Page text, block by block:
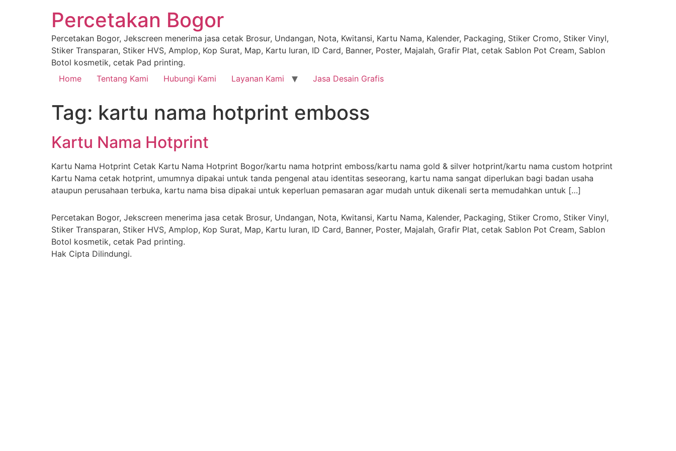
Percetakan Bogor
Percetakan Bogor, Jekscreen menerima jasa cetak Brosur, Undangan, Nota, Kwitansi, Kartu Nama, Kalender, Packaging, Stiker Cromo, Stiker Vinyl,
Stiker Transparan, Stiker HVS, Amplop, Kop Surat, Map, Kartu Iuran, ID Card, Banner, Poster, Majalah, Grafir Plat, cetak Sablon Pot Cream, Sablon
Botol kosmetik, cetak Pad printing.
Home
Tentang Kami Hubungi Kami Layanan Kami Jasa Desain Grafis
Tag: kartu nama hotprint emboss
Kartu Nama Hotprint
Kartu Nama Hotprint Cetak Kartu Nama Hotprint Bogor/kartu nama hotprint emboss/kartu nama gold & silver hotprint/kartu nama custom hotprint
Kartu Nama cetak hotprint, umumnya dipakai untuk tanda pengenal atau identitas seseorang, kartu nama sangat diperlukan bagi badan usaha
ataupun perusahaan terbuka, kartu nama bisa dipakai untuk keperluan pemasaran agar mudah untuk dikenali serta memudahkan untuk […]
Percetakan Bogor, Jekscreen menerima jasa cetak Brosur, Undangan, Nota, Kwitansi, Kartu Nama, Kalender, Packaging, Stiker Cromo, Stiker Vinyl,
Stiker Transparan, Stiker HVS, Amplop, Kop Surat, Map, Kartu Iuran, ID Card, Banner, Poster, Majalah, Grafir Plat, cetak Sablon Pot Cream, Sablon
Botol kosmetik, cetak Pad printing.
Hak Cipta Dilindungi.